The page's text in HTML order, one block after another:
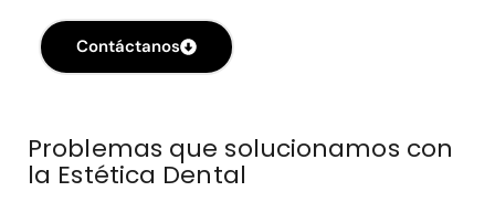
Contáctanos
Problemas que solucionamos con
la Estética Dental